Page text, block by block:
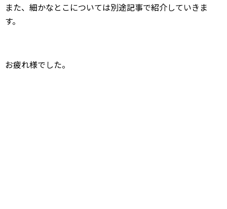
また、細かなとこについては別途記事で紹介していきま
す。
お疲れ様でした。